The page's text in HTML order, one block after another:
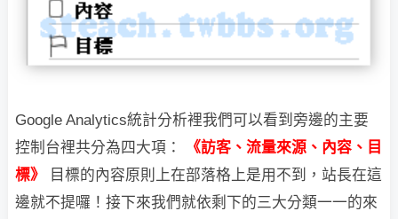
Google Analytics統計分析裡我們可以看到旁邊的主要
控制台裡共分為四大項：
《訪客、流量來源、內容、目
標》
目標的內容原則上在部落格上是用不到，站長在這
邊就不提囉！ 接下來我們就依剩下的三大分類一一的來